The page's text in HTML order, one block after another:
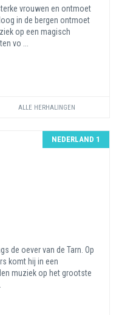
vrouwen en ontmoet
in de bergen ontmoet
op een magisch
vo ...
ALLE HERHALINGEN
NEDERLAND 1
de oever van de Tarn. Op
komt hij in een
muziek op het grootste